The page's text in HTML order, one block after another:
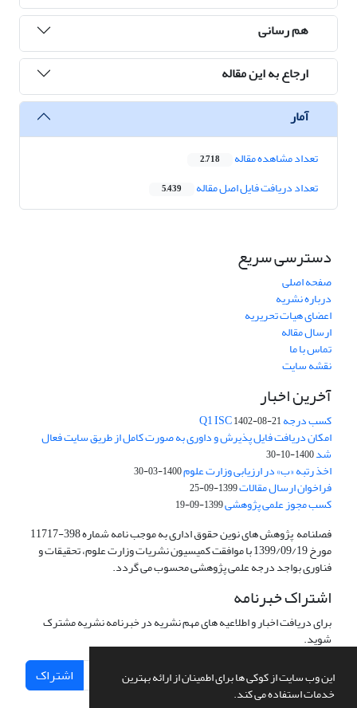
این وب سایت از کوکی ها برای اطمینان از ارائه بهترین
خدمات استفاده می کند.
هم رسانی
ارجاع به این مقاله
آمار
تعداد مشاهده مقاله 2,718
تعداد دریافت فایل اصل مقاله 5,439
دسترسی سریع
صفحه اصلی
درباره نشریه
اعضای هیات تحریریه
ارسال مقاله
تماس با ما
نقشه سایت
آخرین اخبار
کسب درجه Q1 ISC1402-08-21
امکان دریافت فایل پذیرش و داوری به صورت کامل از طریق سایت فعال
شد1400-10-30
اخذ رتبه «ب» در ارزیابی وزارت علوم1400-03-30
فراخوان ارسال مقالات1399-09-25
کسب مجوز علمی پژوهشی1399-09-19
فصلنامه پژوهش های نوین حقوق اداری به موجب نامه شماره 398-11717
مورخ 1399/09/19 با موافقت کمیسیون نشریات وزارت علوم، تحقیقات و
فناوری بواجد درجه علمی پژوهشی محسوب می گردد.
اشتراک خبرنامه
برای دریافت اخبار و اطلاعیه های مهم نشریه در خبرنامه نشریه مشترک
شوید.
اشتراک